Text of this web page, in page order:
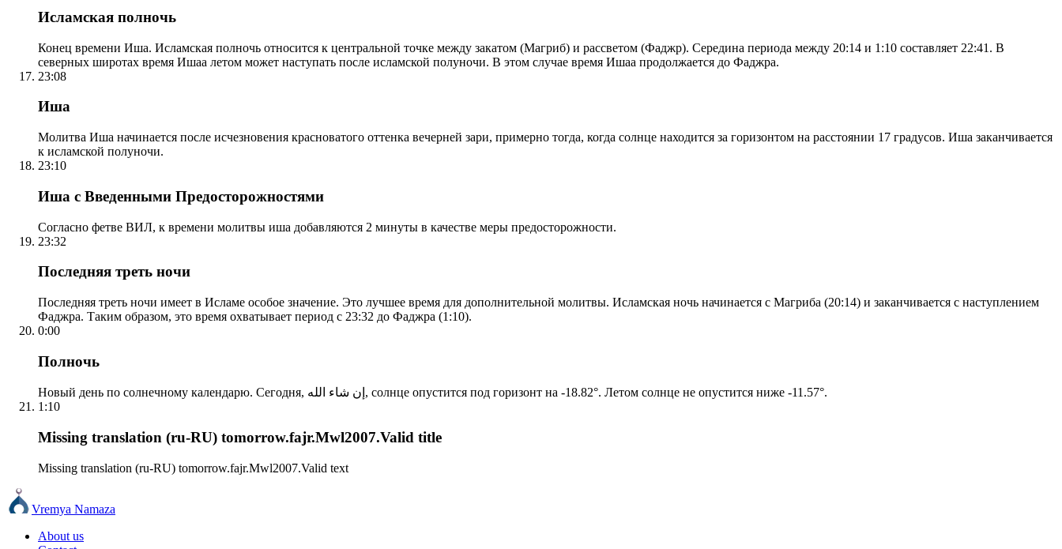
Исламская полночь
Конец времени Иша. Исламская полночь относится к центральной точке между закатом (Магриб) и рассветом (Фаджр). Середина периода между 20:14 и 1:10 составляет 22:41. В
северных широтах время Ишаа летом может наступать после исламской полуночи. В этом случае время Ишаа продолжается до Фаджра.
23:08
Иша
Молитва Иша начинается после исчезновения красноватого оттенка вечерней зари, примерно тогда, когда солнце находится за горизонтом на расстоянии 17 градусов. Иша заканчивается
к исламской полуночи.
23:10
Иша с Введенными Предосторожностями
Согласно фетве ВИЛ, к времени молитвы иша добавляются 2 минуты в качестве меры предосторожности.
23:32
Последняя треть ночи
Последняя треть ночи имеет в Исламе особое значение. Это лучшее время для дополнительной молитвы. Исламская ночь начинается с Магриба (20:14) и заканчивается с наступлением
Фаджра. Таким образом, это время охватывает период с 23:32 до Фаджра (1:10).
0:00
Полночь
Новый день по солнечному календарю. Сегодня, إن شاء الله, солнце опустится под горизонт на -18.82°. Летом солнце не опустится ниже -11.57°.
1:10
Missing translation (ru-RU) tomorrow.fajr.Mwl2007.Valid title
Missing translation (ru-RU) tomorrow.fajr.Mwl2007.Valid text
Vremya Namaza
About us